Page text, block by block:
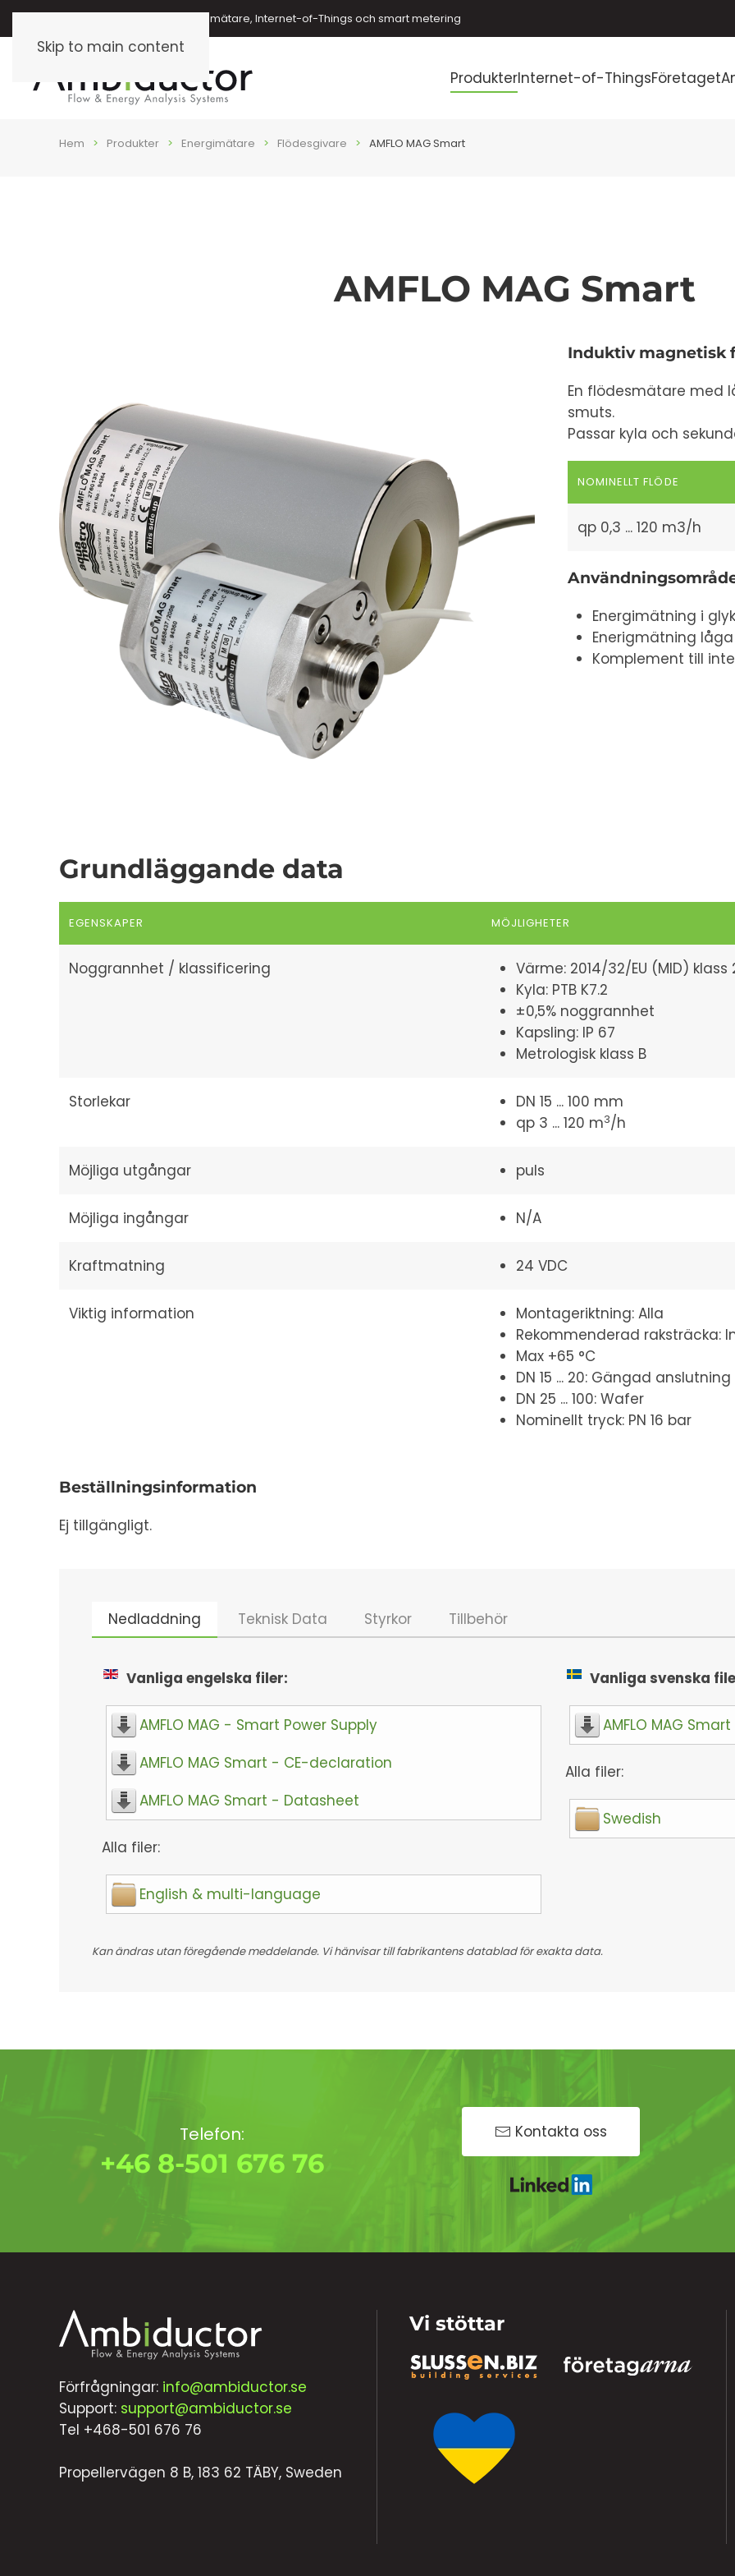
Skip to main content
Energimätare, vattenmätare, oljemätare, Internet-of-Things och smart metering
ProdukterInternet-of-ThingsFöretaget
Hem Produkter Energimätare Flödesgivare AMFLO MAG Smart
AMFLO MAG Smart
Induktiv magnetisk
En flödesmätare med
smuts.
Passar kyla och
NOMINELLT FLÖDE
qp 0,3 ... 120 m3/h
Energimätning i
Enerigmätning
Komplement till
Grundläggande data
EGENSKAPER MÖJLIGHETER
Noggrannhet / klassificering
Värme: 2014/32/EU (MID) klass
Kyla: PTB K7.2
±0,5% noggrannhet
Kapsling: IP 67
Metrologisk klass B
Storlekar
DN 15 ... 100 mm
qp 3 ... 120 m3/h
Möjliga utgångar puls
Möjliga ingångar N/A
Kraftmatning 24 VDC
Viktig information
Montageriktning: Alla
Rekommenderad raksträcka:
Max +65 °C
DN 15 ... 20: Gängad anslutning
DN 25 ... 100: Wafer
Nominellt tryck: PN 16 bar
Beställningsinformation
Ej tillgängligt.
Nedladdning Teknisk Data Styrkor Tillbehör
Vanliga engelska filer:
AMFLO MAG - Smart Power Supply
AMFLO MAG Smart - CE-declaration
AMFLO MAG Smart - Datasheet
Alla filer:
English & multi-language
Vanliga svenska
AMFLO MAG
Alla filer:
Swedish
Kan ändras utan föregående meddelande. Vi hänvisar till fabrikantens datablad för exakta data.
Telefon:
+46 8-501 676 76
Kontakta oss
Förfrågningar: info@ambiductor.se
Support: support@ambiductor.se
Tel +468-501 676 76
Propellervägen 8 B, 183 62 TÄBY, Sweden
Vi stöttar